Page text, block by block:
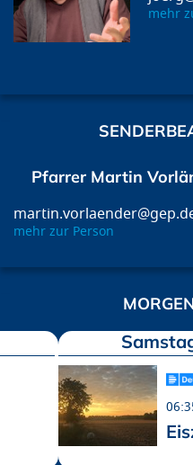
mehr
Pfarrer Martin
mehr zur Person